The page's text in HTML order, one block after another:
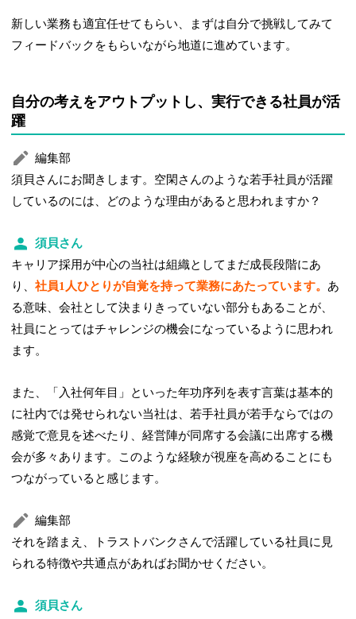
新しい業務も適宜任せてもらい、まずは自分で挑戦してみて
フィードバックをもらいながら地道に進めています。
自分の考えをアウトプットし、実行できる社員が活
躍
編集部
須貝さんにお聞きします。空閑さんのような若手社員が活躍
しているのには、どのような理由があると思われますか？
須貝さん
キャリア採用が中心の当社は組織としてまだ成長段階にあ
り、社員1人ひとりが自覚を持って業務にあたっています。 あ
る意味、会社として決まりきっていない部分もあることが、
社員にとってはチャレンジの機会になっているように思われ
ます。
また、「入社何年目」といった年功序列を表す言葉は基本的
に社内では発せられない当社は、若手社員が若手ならではの
感覚で意見を述べたり、経営陣が同席する会議に出席する機
会が多々あります。このような経験が視座を高めることにも
つながっていると感じます。
編集部
それを踏まえ、トラストバンクさんで活躍している社員に見
られる特徴や共通点があればお聞かせください。
須貝さん